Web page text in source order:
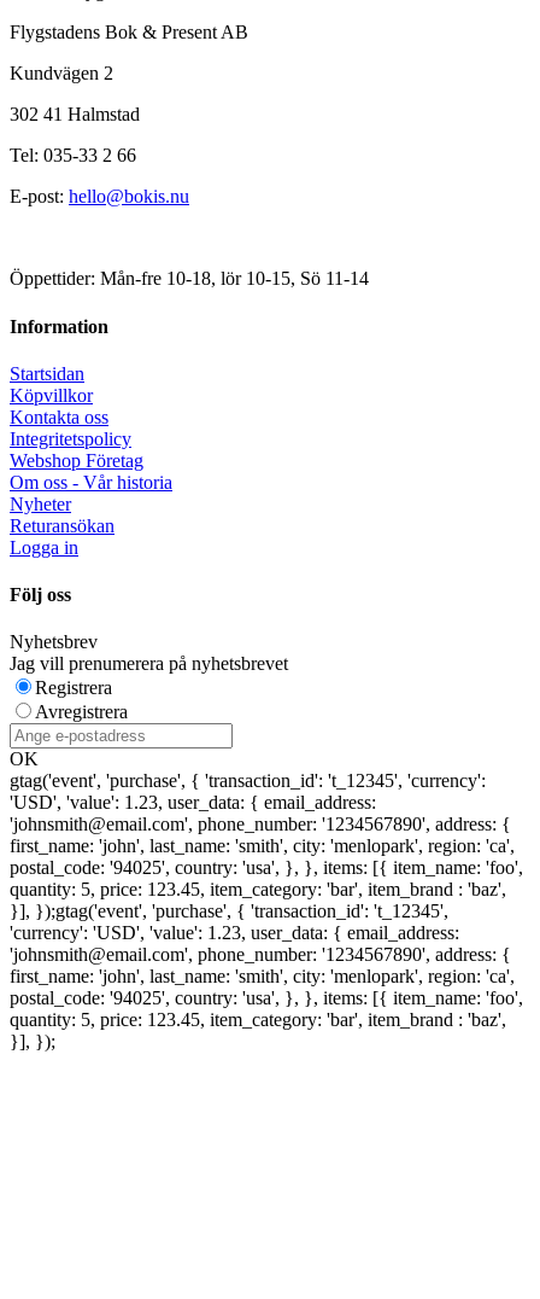
Flygstadens Bok & Present AB
Kundvägen 2
302 41 Halmstad
Tel: 035-33 2 66
E-post: hello@bokis.nu
Öppettider: Mån-fre 10-18, lör 10-15, Sö 11-14
Information
Startsidan
Köpvillkor
Kontakta oss
Integritetspolicy
Webshop Företag
Om oss - Vår historia
Nyheter
Returansökan
Logga in
Följ oss
Nyhetsbrev
Jag vill prenumerera på nyhetsbrevet
Registrera
Avregistrera
OK
gtag('event', 'purchase', { 'transaction_id': 't_12345', 'currency':
'USD', 'value': 1.23, user_data: { email_address:
'johnsmith@email.com', phone_number: '1234567890', address: {
first_name: 'john', last_name: 'smith', city: 'menlopark', region: 'ca',
postal_code: '94025', country: 'usa', }, }, items: [{ item_name: 'foo',
quantity: 5, price: 123.45, item_category: 'bar', item_brand : 'baz',
}], });gtag('event', 'purchase', { 'transaction_id': 't_12345',
'currency': 'USD', 'value': 1.23, user_data: { email_address:
'johnsmith@email.com', phone_number: '1234567890', address: {
first_name: 'john', last_name: 'smith', city: 'menlopark', region: 'ca',
postal_code: '94025', country: 'usa', }, }, items: [{ item_name: 'foo',
quantity: 5, price: 123.45, item_category: 'bar', item_brand : 'baz',
}], });